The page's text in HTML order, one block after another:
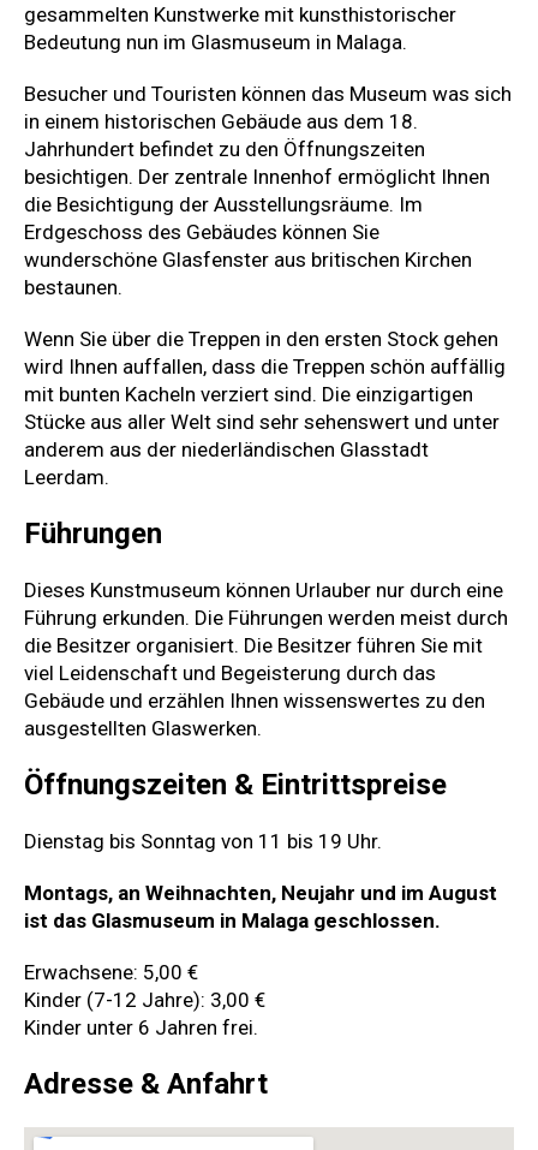
gesammelten Kunstwerke mit kunsthistorischer
Bedeutung nun im Glasmuseum in Malaga.
Besucher und Touristen können das Museum was sich
in einem historischen Gebäude aus dem 18.
Jahrhundert befindet zu den Öffnungszeiten
besichtigen. Der zentrale Innenhof ermöglicht Ihnen
die Besichtigung der Ausstellungsräume. Im
Erdgeschoss des Gebäudes können Sie
wunderschöne Glasfenster aus britischen Kirchen
bestaunen.
Wenn Sie über die Treppen in den ersten Stock gehen
wird Ihnen auffallen, dass die Treppen schön auffällig
mit bunten Kacheln verziert sind. Die einzigartigen
Stücke aus aller Welt sind sehr sehenswert und unter
anderem aus der niederländischen Glasstadt
Leerdam.
Führungen
Dieses Kunstmuseum können Urlauber nur durch eine
Führung erkunden. Die Führungen werden meist durch
die Besitzer organisiert. Die Besitzer führen Sie mit
viel Leidenschaft und Begeisterung durch das
Gebäude und erzählen Ihnen wissenswertes zu den
ausgestellten Glaswerken.
Öffnungszeiten & Eintrittspreise
Dienstag bis Sonntag von 11 bis 19 Uhr.
Montags, an Weihnachten, Neujahr und im August
ist das Glasmuseum in Malaga geschlossen.
Erwachsene: 5,00 €
Kinder (7-12 Jahre): 3,00 €
Kinder unter 6 Jahren frei.
Adresse & Anfahrt